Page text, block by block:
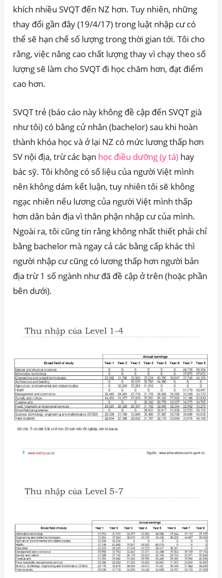
khích nhiều SVQT đến NZ hơn. Tuy nhiên, những
thay đổi gần đây (19/4/17) trong luật nhập cư có
thể sẽ hạn chế số lượng trong thời gian tới. Tôi cho
rằng, việc nâng cao chất lượng thay vì chạy theo số
lượng sẽ làm cho SVQT đi học chăm hơn, đạt điểm
cao hơn.
SVQT trẻ (báo cáo này không đề cập đến SVQT già
như tôi) có bằng cử nhân (bachelor) sau khi hoàn
thành khóa học và ở lại NZ có mức lương thấp hơn
SV nội địa, trừ các bạn học điều dưỡng (y tá) hay
bác sỹ. Tôi không có số liệu của người Việt mình
nên không dám kết luận, tuy nhiên tôi sẽ không
ngạc nhiên nếu lương của người Việt mình thấp
hơn dân bản địa vì thân phận nhập cư của mình.
Ngoài ra, tôi cũng tin rằng không nhất thiết phải chỉ
bằng bachelor mà ngay cả các bằng cấp khác thì
người nhập cư cũng có lương thấp hơn người bản
địa trừ 1 số ngành như đã đề cập ở trên (hoặc phần
bên dưới).